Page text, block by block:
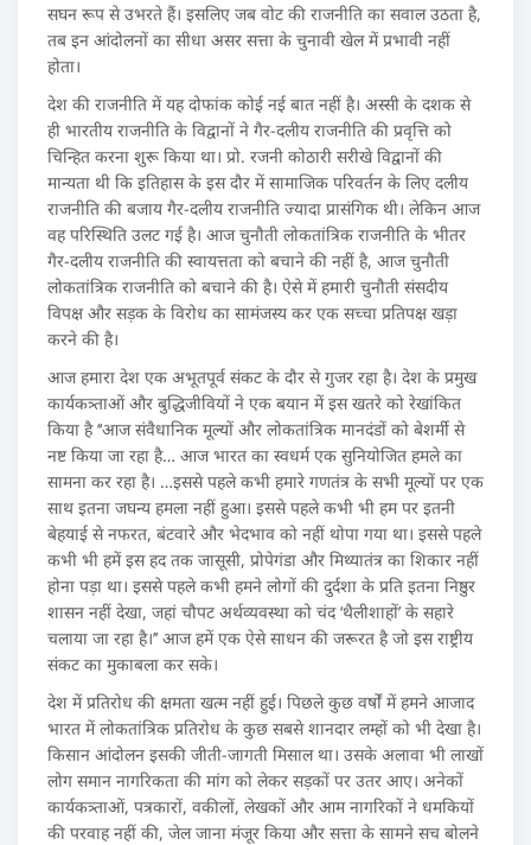
सघन रूप से उभरते हैं। इसलिए जब वोट की राजनीति का सवाल उठता है,
तब इन आंदोलनों का सीधा असर सत्ता के चुनावी खेल में प्रभावी नहीं
होता।
देश की राजनीति में यह दोफांक कोई नई बात नहीं है। अस्सी के दशक से
ही भारतीय राजनीति के विद्वानों ने गैर-दलीय राजनीति की प्रवृत्ति को
चिन्हित करना शुरू किया था। प्रो. रजनी कोठारी सरीखे विद्वानों की
मान्यता थी कि इतिहास के इस दौर में सामाजिक परिवर्तन के लिए दलीय
राजनीति की बजाय गैर-दलीय राजनीति ज्यादा प्रासंगिक थी। लेकिन आज
वह परिस्थिति उलट गई है। आज चुनौती लोकतांत्रिक राजनीति के भीतर
गैर-दलीय राजनीति की स्वायत्तता को बचाने की नहीं है, आज चुनौती
लोकतांत्रिक राजनीति को बचाने की है। ऐसे में हमारी चुनौती संसदीय
विपक्ष और सड़क के विरोध का सामंजस्य कर एक सच्चा प्रतिपक्ष खड़ा
करने की है।
आज हमारा देश एक अभूतपूर्व संकट के दौर से गुजर रहा है। देश के प्रमुख
कार्यकत्र्ताओं और बुद्धिजीवियों ने एक बयान में इस खतरे को रेखांकित
किया है ‘‘आज संवैधानिक मूल्यों और लोकतांत्रिक मानदंडों को बेशर्मी से
नष्ट किया जा रहा है… आज भारत का स्वधर्म एक सुनियोजित हमले का
सामना कर रहा है। …इससे पहले कभी हमारे गणतंत्र के सभी मूल्यों पर एक
साथ इतना जघन्य हमला नहीं हुआ। इससे पहले कभी भी हम पर इतनी
बेहयाई से नफरत, बंटवारे और भेदभाव को नहीं थोपा गया था। इससे पहले
कभी भी हमें इस हद तक जासूसी, प्रोपेगंडा और मिथ्यातंत्र का शिकार नहीं
होना पड़ा था। इससे पहले कभी हमने लोगों की दुर्दशा के प्रति इतना निष्ठुर
शासन नहीं देखा, जहां चौपट अर्थव्यवस्था को चंद ‘थैलीशाहों’ के सहारे
चलाया जा रहा है।’’ आज हमें एक ऐसे साधन की जरूरत है जो इस राष्ट्रीय
संकट का मुकाबला कर सके।
देश में प्रतिरोध की क्षमता खत्म नहीं हुई। पिछले कुछ वर्षों में हमने आजाद
भारत में लोकतांत्रिक प्रतिरोध के कुछ सबसे शानदार लम्हों को भी देखा है।
किसान आंदोलन इसकी जीती-जागती मिसाल था। उसके अलावा भी लाखों
लोग समान नागरिकता की मांग को लेकर सड़कों पर उतर आए। अनेकों
कार्यकत्र्ताओं, पत्रकारों, वकीलों, लेखकों और आम नागरिकों ने धमकियों
की परवाह नहीं की, जेल जाना मंजूर किया और सत्ता के सामने सच बोलने